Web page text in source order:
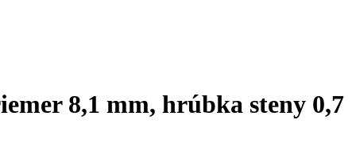
8,1 mm, hrúbka steny 0,7